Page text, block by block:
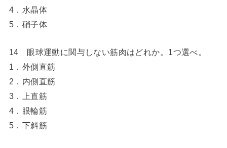
4．水晶体
5．硝子体
14 眼球運動に関与しない筋肉はどれか。1つ選べ。
1．外側直筋
2．内側直筋
3．上直筋
4．眼輪筋
5．下斜筋